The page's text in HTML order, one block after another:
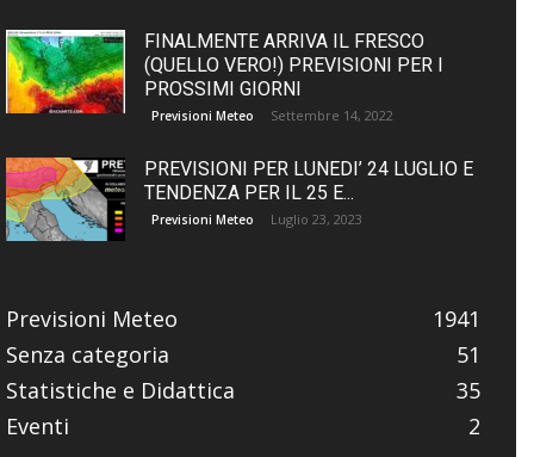
FINALMENTE ARRIVA IL FRESCO
(QUELLO VERO!) PREVISIONI PER I
PROSSIMI GIORNI
Previsioni Meteo Settembre 14, 2022
PREVISIONI PER LUNEDI’ 24 LUGLIO E
TENDENZA PER IL 25 E...
Previsioni Meteo Luglio 23, 2023
Previsioni Meteo
1941
Senza categoria
51
Statistiche e Didattica
35
Eventi
2